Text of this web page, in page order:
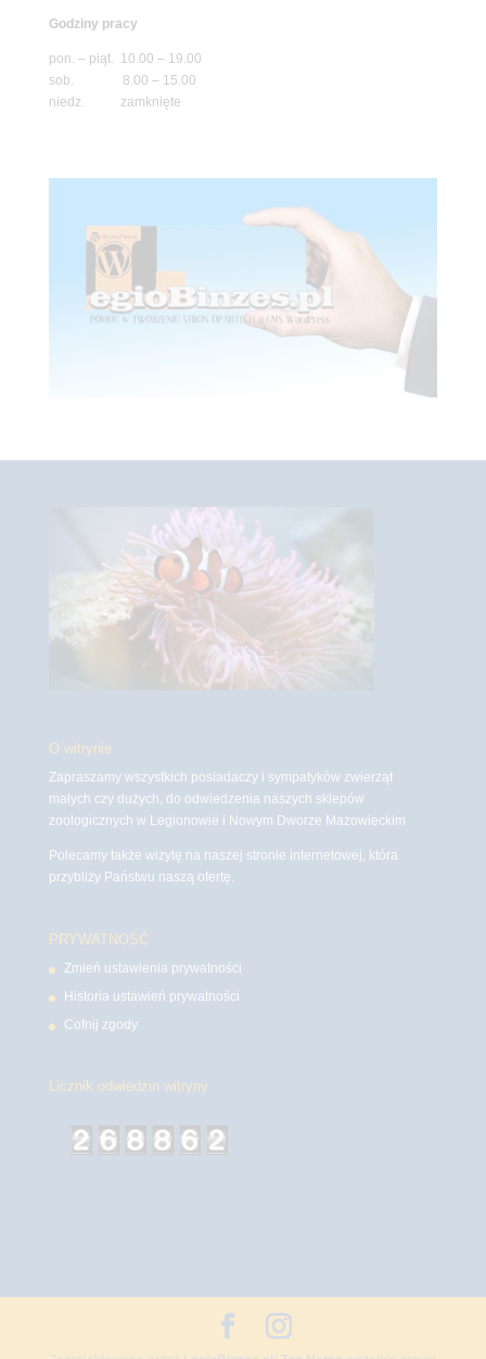
Godziny pracy
pon. – piąt. 10.00 – 19.00
sob. 8.00 – 15.00
niedz. zamknięte
O witrynie
Zapraszamy wszystkich posiadaczy i sympatyków zwierząt
małych czy dużych, do odwiedzenia naszych sklepów
zoologicznych w Legionowie i Nowym Dworze Mazowieckim
Polecamy także wizytę na naszej stronie internetowej, która
przybliży Państwu naszą ofertę.
PRYWATNOŚĆ
Zmień ustawienia prywatności
Historia ustawień prywatności
Cofnij zgody
Licznik odwiedzin witryny